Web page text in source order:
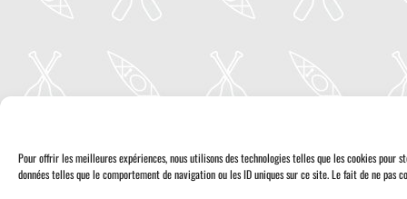
Pour offrir les meilleures expériences, nous utilisons des technologies telles que les cookies
données telles que le comportement de navigation ou les ID uniques sur ce site. Le fait de ne